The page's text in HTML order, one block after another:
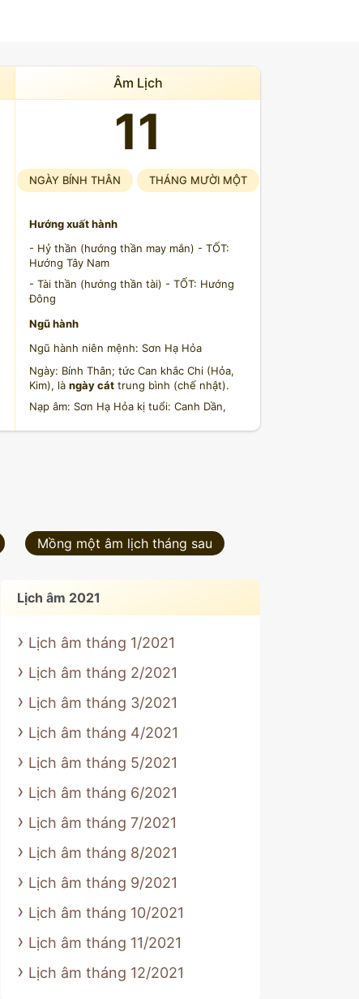
Âm Lịch
11
NGÀY BÍNH THÂN THÁNG MƯỜI MỘT
Hướng xuất hành
- Hỷ thần (hướng thần may mắn) - TỐT:
Hướng Tây Nam
- Tài thần (hướng thần tài) - TỐT: Hướng
Đông
Ngũ hành
Ngũ hành niên mệnh: Sơn Hạ Hỏa
Ngày: Bính Thân; tức Can khắc Chi (Hỏa,
Kim), là ngày cát trung bình (chế nhật).
Nạp âm: Sơn Hạ Hỏa kị tuổi: Canh Dần,
nguồn: licham.net
Mồng một âm lịch tháng sau
Lịch âm 2021
Lịch âm tháng 1/2021
Lịch âm tháng 2/2021
Lịch âm tháng 3/2021
Lịch âm tháng 4/2021
Lịch âm tháng 5/2021
Lịch âm tháng 6/2021
Lịch âm tháng 7/2021
Lịch âm tháng 8/2021
Lịch âm tháng 9/2021
Lịch âm tháng 10/2021
Lịch âm tháng 11/2021
Lịch âm tháng 12/2021